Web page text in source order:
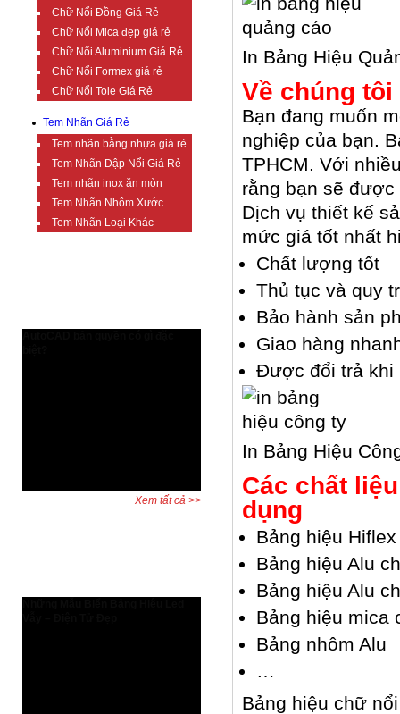
Chữ Nổi Đồng Giá Rẻ
Chữ Nổi Mica đẹp giá rẻ
Chữ Nổi Aluminium Giá Rẻ
Chữ Nổi Formex giá rẻ
Chữ Nổi Tole Giá Rẻ
Tem Nhãn Giá Rẻ
Tem nhãn bằng nhựa giá rẻ
Tem Nhãn Dập Nổi Giá Rẻ
Tem nhãn inox ăn mòn
Tem Nhãn Nhôm Xước
Tem Nhãn Loại Khác
Xem tất cả >>
In Bảng Hiệu
Về chúng tôi
Bạn đang muốn
nghiệp của bạn.
TPHCM. Với
rằng bạn sẽ
Dịch vụ thiết kế
mức giá tốt nhất
Chất lượng tốt
Thủ tục và quy
Bảo hành sản
Giao hàng
Được đổi trả khi
In Bảng Hiệu
Các chất
dụng
Bảng hiệu Hiflex
Bảng hiệu Alu
Bảng hiệu Alu
Bảng hiệu mica
Bảng nhôm Alu
…
Bảng hiệu chữ